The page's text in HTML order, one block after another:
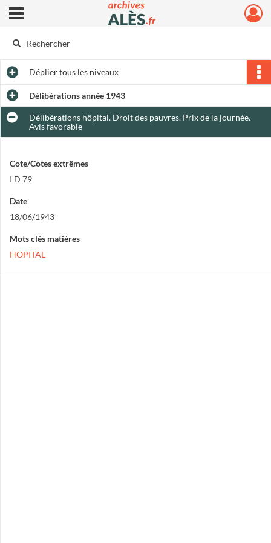
Archives municipales d'Alès
Ouvrir le menu déroulant
Dépliertous les niveaux
Délibérations année 1943
Délibérations hôpital. Droit des pauvres. Prix de la journée.
Avis favorable
Cote/Cotes extrêmes
I D 79
Date
18/06/1943
Mots clés matières
HOPITAL